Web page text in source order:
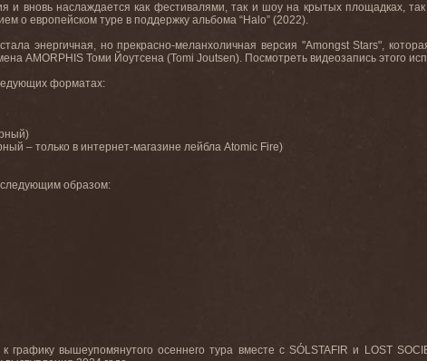
и вновь наслаждается как фестивалями, так и шоу на крытых площадках, так
о европейском туре в поддержку альбома “Halo” (2022).
энергичная, но прекрасно-меланхоличная версия "Amongst Stars",
AMORPHIS Томи Йоутсена (Tomi Joutsen). Посмотреть видеозапись этого
форматах:
– только в интернет-магазине лейбла Atomic Fire)
следующим образом:
к графику вышеупомянутого осеннего тура вместе с SÓLSTAFIR и LOST